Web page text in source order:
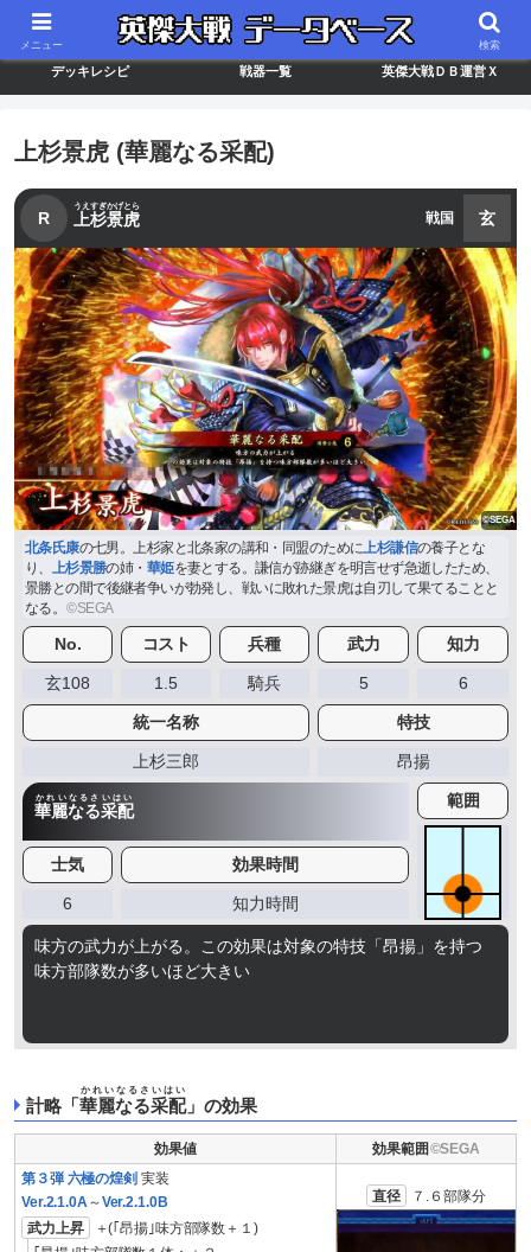
最新バージョン情報 武将ランキング カードリスト
デッキレシピ 戦器一覧 英傑大戦ＤＢ運営Ｘ
上杉景虎 (華麗なる采配)
R 上杉景虎
うえすぎかげとら
戦国 玄
北条氏康の七男。上杉家と北条家の講和・同盟のために 上杉謙信の養子とな
り、
上杉景勝の姉・ 華姫を妻とする。謙信が跡継ぎを明言せず急逝したため、
景勝との間で後継者争いが勃発し、戦いに敗れた景虎は自刃して果てることと
なる。
No. コスト 兵種 武力 知力
玄108 1.5 騎兵 5 6
統一名称 特技
上杉三郎 昂揚
華麗なる采配
かれいなるさいはい 範囲
士気 効果時間
6 知力時間
味方の武力が上がる。この効果は対象の特技「昂揚」を持つ
味方部隊数が多いほど大きい
計略「 華麗なる采配
かれいなるさいはい
」の効果
効果値
効果範囲
第３弾 六極の煌剣 実装
Ver.2.1.0A ～Ver.2.1.0B
武力上昇
＋(｢昂揚｣味方部隊数＋１)
直径 ７.６部隊分
メニュー 検索